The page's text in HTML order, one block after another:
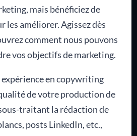
mais bénéficiez de
les améliorer. Agissez dès
comment nous pouvons
vos objectifs de marketing.
en copywriting
de votre production de
traitant la rédaction de
posts LinkedIn, etc.,